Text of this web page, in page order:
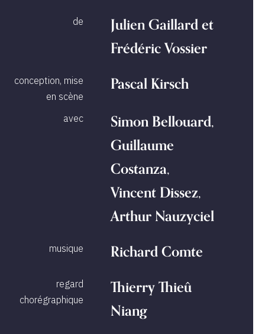
de
Julien Gaillard et
Frédéric Vossier
conception, mise
en scène
Pascal Kirsch
avec
Simon Bellouard,
Guillaume
Costanza,
Vincent Dissez,
Arthur Nauzyciel
musique Richard Comte
regard
chorégraphique
Thierry Thieû
Niang